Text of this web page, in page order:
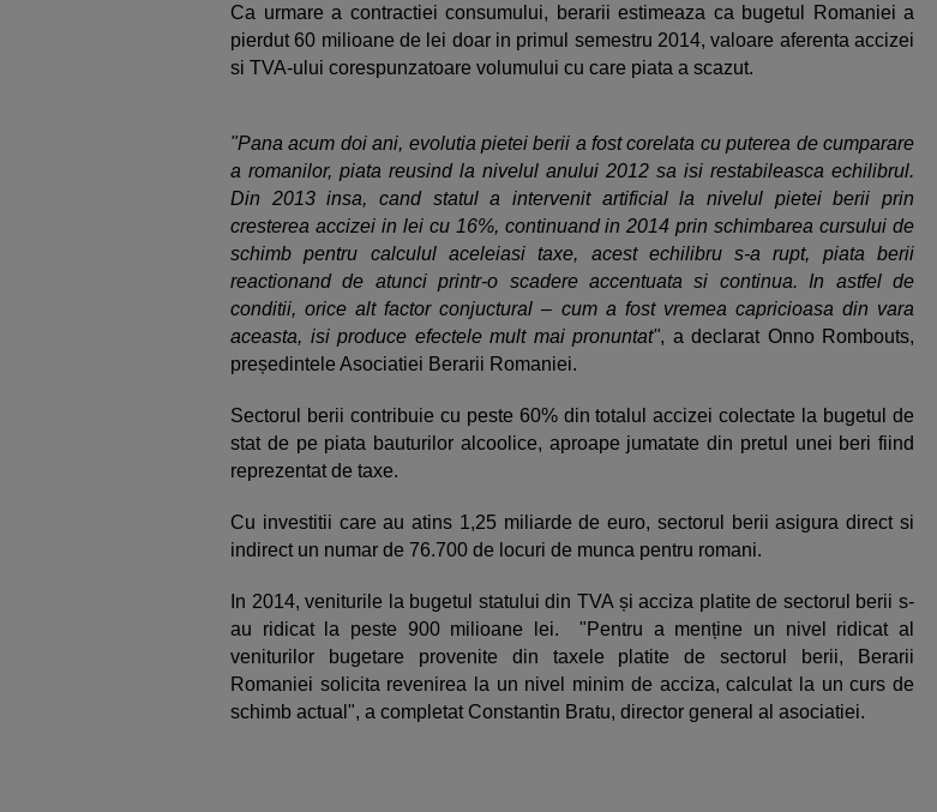
Ca urmare a contractiei consumului, berarii estimeaza ca bugetul Romaniei a
pierdut 60 milioane de lei doar in primul semestru 2014, valoare aferenta accizei
si TVA-ului corespunzatoare volumului cu care piata a scazut.
"Pana acum doi ani, evolutia pietei berii a fost corelata cu puterea de cumparare
a romanilor, piata reusind la nivelul anului 2012 sa isi restabileasca echilibrul.
Din 2013 insa, cand statul a intervenit artificial la nivelul pietei berii prin
cresterea accizei in lei cu 16%, continuand in 2014 prin schimbarea cursului de
schimb pentru calculul aceleiasi taxe, acest echilibru s-a rupt, piata berii
reactionand de atunci printr-o scadere accentuata si continua. In astfel de
conditii, orice alt factor conjuctural – cum a fost vremea capricioasa din vara
aceasta, isi produce efectele mult mai pronuntat", a declarat Onno Rombouts,
președintele Asociatiei Berarii Romaniei.
Sectorul berii contribuie cu peste 60% din totalul accizei colectate la bugetul de
stat de pe piata bauturilor alcoolice, aproape jumatate din pretul unei beri fiind
reprezentat de taxe.
Cu investitii care au atins 1,25 miliarde de euro, sectorul berii asigura direct si
indirect un numar de 76.700 de locuri de munca pentru romani.
In 2014, veniturile la bugetul statului din TVA și acciza platite de sectorul berii s-
au ridicat la peste 900 milioane lei. "Pentru a menține un nivel ridicat al
veniturilor bugetare provenite din taxele platite de sectorul berii, Berarii
Romaniei solicita revenirea la un nivel minim de acciza, calculat la un curs de
schimb actual", a completat Constantin Bratu, director general al asociatiei.